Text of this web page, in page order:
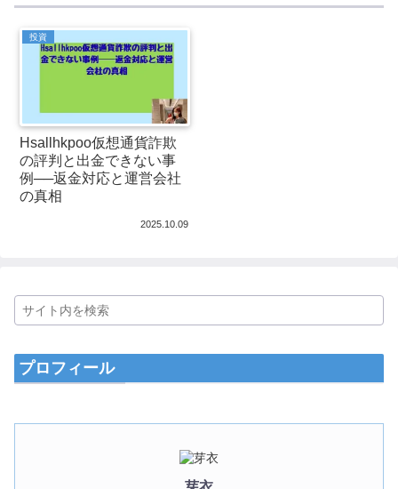
投資
Hsallhkpoo仮想通貨詐欺
の評判と出金できない事
例──返金対応と運営会社
の真相
2025.10.09
プロフィール